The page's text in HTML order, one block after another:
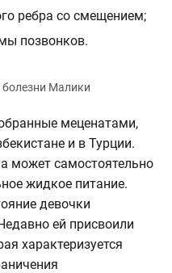
ребра со смещением;
позвонков.
меценатами,
и в Турции.
может самостоятельно
жидкое питание.
девочки
ей присвоили
характеризуется